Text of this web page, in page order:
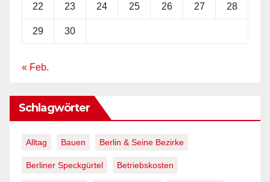
22 23 24 25 26 27 28
29 30
« Feb.
Schlagwörter
Alltag Bauen Berlin & Seine Bezirke
Berliner Speckgürtel Betriebskosten